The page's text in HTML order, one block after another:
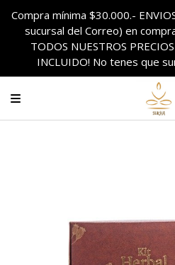
Compra mínima $30.000.-
sucursal del Correo) en
TODOS NUESTROS
INCLUIDO! No tenes que